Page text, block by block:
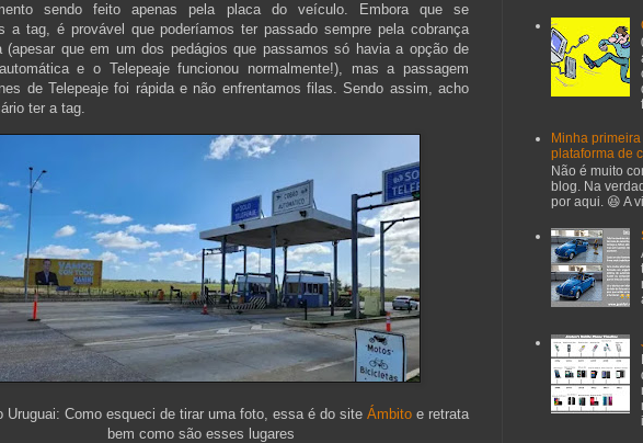
sendo feito apenas pela placa do veículo. Embora que se
a tag, é provável que poderíamos ter passado sempre pela cobrança
(apesar que em um dos pedágios que passamos só havia a opção de
e o Telepeaje funcionou normalmente!), mas a passagem
de Telepeaje foi rápida e não enfrentamos filas. Sendo assim, acho
ter a tag.
Uruguai: Como esqueci de tirar uma foto, essa é do site Ámbito e retrata
bem como são esses lugares
Minha
plataforma de
Não é muito
blog. Na
por aqui. 😆 A